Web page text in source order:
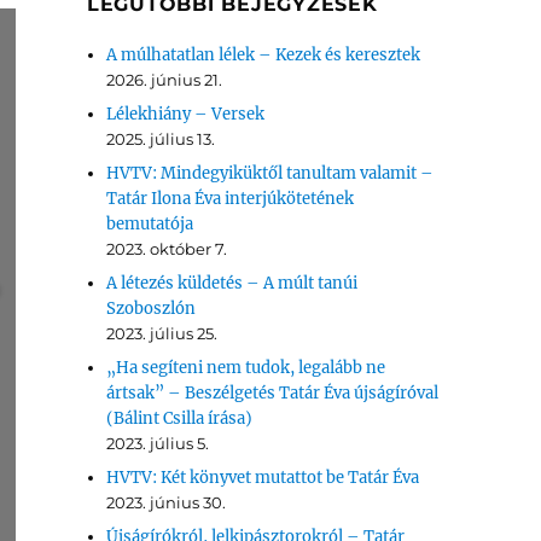
A múlhatatlan lélek – Kezek és keresztek
2026. június 21.
Lélekhiány – Versek
2025. július 13.
HVTV: Mindegyiküktől tanultam valamit –
Tatár Ilona Éva interjúkötetének
bemutatója
2023. október 7.
A létezés küldetés – A múlt tanúi
Szoboszlón
2023. július 25.
„Ha segíteni nem tudok, legalább ne
ártsak” – Beszélgetés Tatár Éva újságíróval
(Bálint Csilla írása)
2023. július 5.
HVTV: Két könyvet mutattot be Tatár Éva
2023. június 30.
Újságírókról, lelkipásztorokról – Tatár